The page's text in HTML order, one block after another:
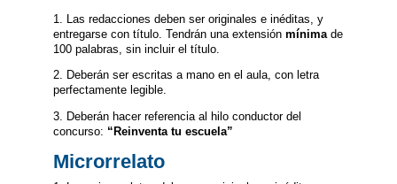
1. Las redacciones deben ser originales e inéditas, y
entregarse con título. Tendrán una extensión mínima de
100 palabras, sin incluir el título.
2. Deberán ser escritas a mano en el aula, con letra
perfectamente legible.
3. Deberán hacer referencia al hilo conductor del
concurso: “Reinventa tu escuela”
Microrrelato